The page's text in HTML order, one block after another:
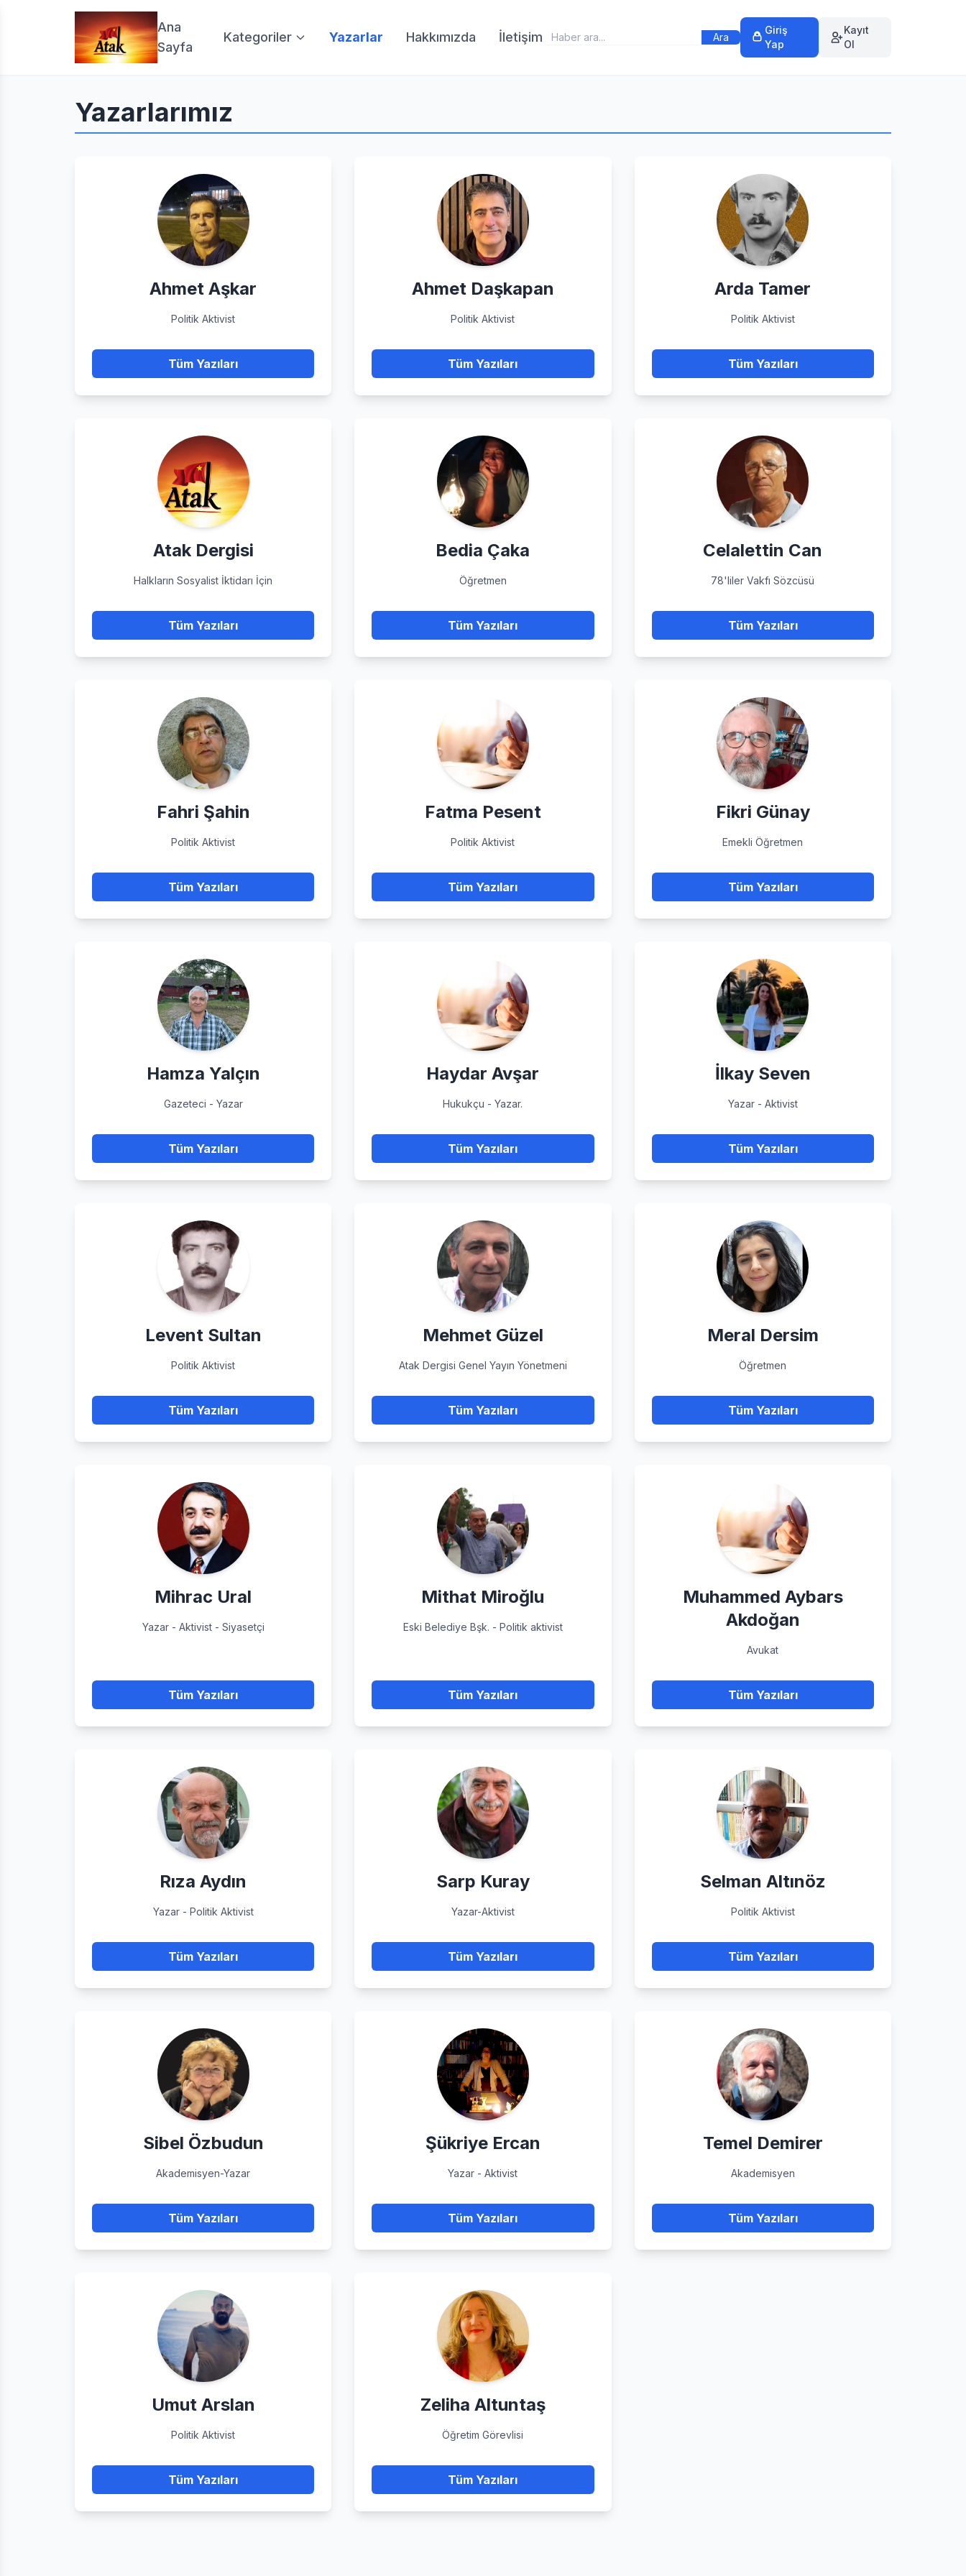
Ana
Sayfa
Kategoriler Yazarlar Hakkımızda İletişim Ara
Giriş
Yap
Kayıt
Ol
Yazarlarımız
Ahmet Aşkar
Politik Aktivist
Tüm Yazıları
Ahmet Daşkapan
Politik Aktivist
Tüm Yazıları
Arda Tamer
Politik Aktivist
Tüm Yazıları
Atak Dergisi
Halkların Sosyalist İktidarı İçin
Tüm Yazıları
Bedia Çaka
Öğretmen
Tüm Yazıları
Celalettin Can
78'liler Vakfı Sözcüsü
Tüm Yazıları
Fahri Şahin
Politik Aktivist
Tüm Yazıları
Fatma Pesent
Politik Aktivist
Tüm Yazıları
Fikri Günay
Emekli Öğretmen
Tüm Yazıları
Hamza Yalçın
Gazeteci - Yazar
Tüm Yazıları
Haydar Avşar
Hukukçu - Yazar.
Tüm Yazıları
İlkay Seven
Yazar - Aktivist
Tüm Yazıları
Levent Sultan
Politik Aktivist
Tüm Yazıları
Mehmet Güzel
Atak Dergisi Genel Yayın Yönetmeni
Tüm Yazıları
Meral Dersim
Öğretmen
Tüm Yazıları
Mihrac Ural
Yazar - Aktivist - Siyasetçi
Tüm Yazıları
Mithat Miroğlu
Eski Belediye Bşk. - Politik aktivist
Tüm Yazıları
Muhammed Aybars
Akdoğan
Avukat
Tüm Yazıları
Rıza Aydın
Yazar - Politik Aktivist
Tüm Yazıları
Sarp Kuray
Yazar-Aktivist
Tüm Yazıları
Selman Altınöz
Politik Aktivist
Tüm Yazıları
Sibel Özbudun
Akademisyen-Yazar
Tüm Yazıları
Şükriye Ercan
Yazar - Aktivist
Tüm Yazıları
Temel Demirer
Akademisyen
Tüm Yazıları
Umut Arslan
Politik Aktivist
Tüm Yazıları
Zeliha Altuntaş
Öğretim Görevlisi
Tüm Yazıları